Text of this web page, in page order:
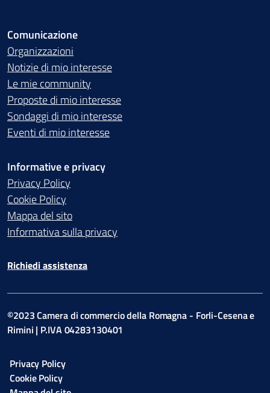
Comunicazione
Organizzazioni
Notizie di mio interesse
Le mie community
Proposte di mio interesse
Sondaggi di mio interesse
Eventi di mio interesse
Informative e privacy
Privacy Policy
Cookie Policy
Mappa del sito
Informativa sulla privacy
Richiedi assistenza
©2023 Camera di commercio della Romagna - Forli-Cesena e
Rimini | P.IVA 04283130401
Privacy Policy
Cookie Policy